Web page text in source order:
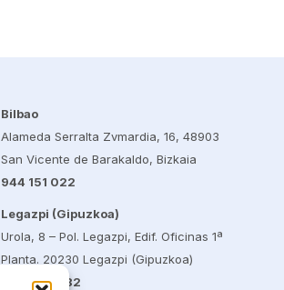
Bilbao
Alameda Serralta Zvmardia, 16, 48903
San Vicente de Barakaldo, Bizkaia
944 151 022
Legazpi (Gipuzkoa)
Urola, 8 – Pol. Legazpi, Edif. Oficinas 1ª
Planta. 20230 Legazpi (Gipuzkoa)
943 062 282